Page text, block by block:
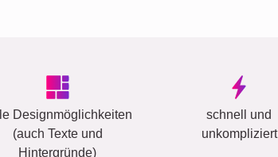
Designmöglichkeiten
(auch Texte und
Hintergründe)
schnell und
unkompliziert